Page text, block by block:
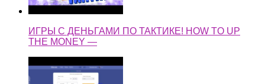
ИГРЫ С ДЕНЬГАМИ ПО ТАКТИКЕ! HOW TO UP
THE MONEY —